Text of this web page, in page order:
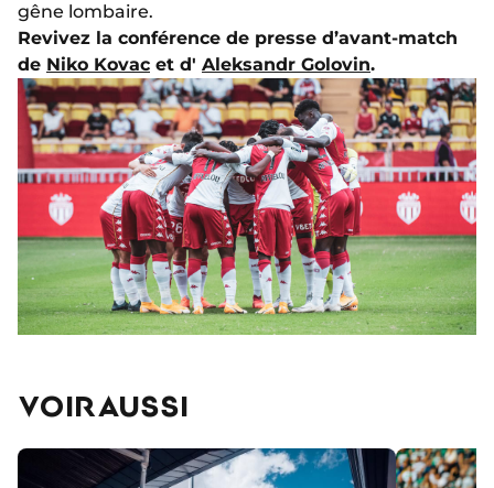
gêne lombaire.
Revivez la conférence de presse d’avant-match
de Niko Kovac et d' Aleksandr Golovin.
VOIR AUSSI